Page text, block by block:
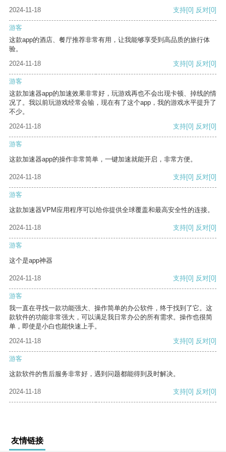
2024-11-18
支持[0] 反对[0]
游客
这款app的酒店、餐厅推荐非常有用，让我能够享受到高品质的旅行体
验。
2024-11-18
支持[0] 反对[0]
游客
这款加速器app的加速效果非常好，玩游戏再也不会出现卡顿、掉线的情
况了。我以前玩游戏经常会输，现在有了这个app，我的游戏水平提升了
不少。
2024-11-18
支持[0] 反对[0]
游客
这款加速器app的操作非常简单，一键加速就能开启，非常方便。
2024-11-18 支持[0] 反对[0]
游客
这款加速器VPM应用程序可以给你提供全球覆盖和最高安全性的连接。
2024-11-18 支持[0] 反对[0]
游客
这个是app神器
2024-11-18 支持[0] 反对[0]
游客
我一直在寻找一款功能强大、操作简单的办公软件，终于找到了它。这
款软件的功能非常强大，可以满足我日常办公的所有需求。操作也很简
单，即使是小白也能快速上手。
2024-11-18
支持[0] 反对[0]
游客
这款软件的售后服务非常好，遇到问题都能得到及时解决。
2024-11-18 支持[0] 反对[0]
友情链接